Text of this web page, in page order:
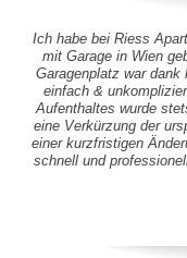
Ich habe bei Riess
mit Garage in Wien
Garagenplatz war
einfach &
Aufenthaltes wurde
eine Verkürzung der
einer kurzfristigen
schnell und